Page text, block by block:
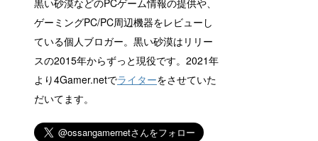
ゲーミングPC/PC周辺機器をレビューし
ている個人ブロガー。黒い砂漠はリリー
スの2015年からずっと現役です。2021年
より4Gamer.netでライターをさせていた
だいてます。